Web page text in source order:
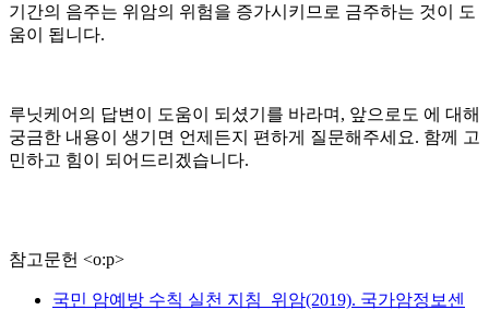
기간의 음주는 위암의 위험을 증가시키므로 금주하는 것이 도
움이 됩니다.
루닛케어의 답변이 도움이 되셨기를 바라며, 앞으로도 에 대해
궁금한 내용이 생기면 언제든지 편하게 질문해주세요. 함께 고
민하고 힘이 되어드리겠습니다.
참고문헌 <o:p>
국민 암예방 수칙 실천 지침_위암(2019). 국가암정보센